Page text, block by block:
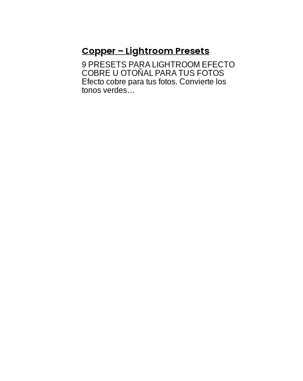
Copper – Lightroom Presets
9 PRESETS PARA LIGHTROOM EFECTO
COBRE U OTOÑAL PARA TUS FOTOS
Efecto cobre para tus fotos. Convierte los
tonos verdes…